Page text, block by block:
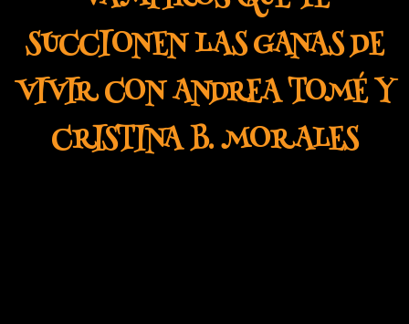
SUCCIONEN LAS GANAS DE
VIVIR CON ANDREA TOMÉ Y
CRISTINA B. MORALES